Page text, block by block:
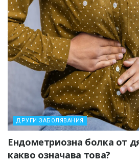
ДРУГИ ЗАБОЛЯВАНИЯ
Ендометриозна болка от
какво означава това?